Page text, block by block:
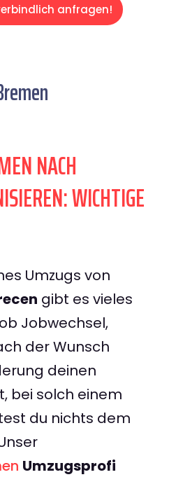
anfragen!
NACH
WICHTIGE
Umzugs von
gibt es vieles
Jobwechsel,
der Wunsch
deinen
bei solch einem
du nichts dem
Umzugsprofi